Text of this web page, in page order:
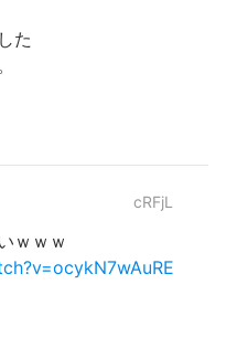
た
cRFjL
ｗｗｗ